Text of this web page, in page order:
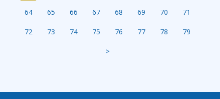
64 65 66 67 68 69 70 71
72 73 74 75 76 77 78 79
>